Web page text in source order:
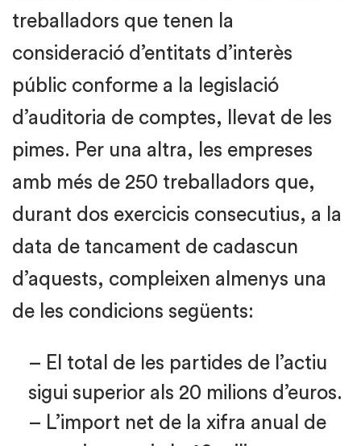
treballadors que tenen la
consideració d’entitats d’interès
públic conforme a la legislació
d’auditoria de comptes, llevat de les
pimes. Per una altra, les empreses
amb més de 250 treballadors que,
durant dos exercicis consecutius, a la
data de tancament de cadascun
d’aquests, compleixen almenys una
de les condicions següents:
– El total de les partides de l’actiu
sigui superior als 20 milions d’euros.
– L’import net de la xifra anual de